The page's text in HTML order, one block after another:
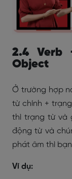
2.4 Verb
Object
Ở trường hợp
từ chính +
thì trạng từ và
động từ và
phát âm thì
Ví dụ: